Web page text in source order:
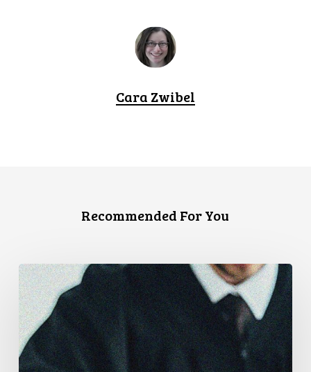
Cara Zwibel
Recommended For You
La
Cour
de
cassation
confirme
l’obligation